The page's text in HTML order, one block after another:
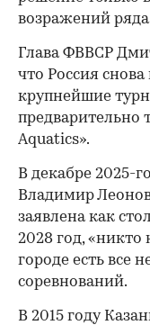
возражений
Глава ФВВСР
что Россия
крупнейшие
предварительно
Aquatics».
В декабре 2025-
Владимир
заявлена как
2028 год, «никто
городе есть все
соревнований.
В 2015 году